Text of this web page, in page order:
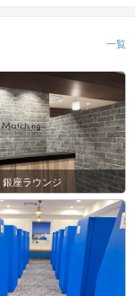
一覧
銀座ラウンジ